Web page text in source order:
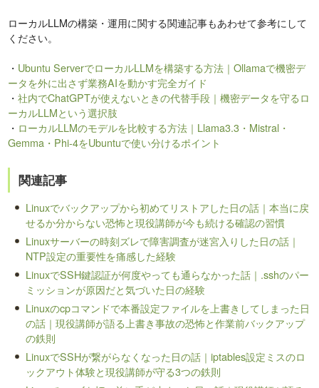
ローカルLLMの構築・運用に関する関連記事もあわせて参考にして
ください。
・ Ubuntu ServerでローカルLLMを構築する方法｜Ollamaで機密デ
ータを外に出さず業務AIを動かす完全ガイド
・社内でChatGPTが使えないときの代替手段｜機密データを守るロ
ーカルLLMという選択肢
・ ローカルLLMのモデルを比較する方法｜Llama3.3・Mistral・
Gemma・Phi-4をUbuntuで使い分けるポイント
関連記事
Linuxでバックアップから初めてリストアした日の話｜本当に戻
せるか分からない恐怖と現役講師が今も続ける確認の習慣
Linuxサーバーの時刻ズレで障害調査が迷宮入りした日の話｜
NTP設定の重要性を痛感した経験
LinuxでSSH鍵認証が何度やっても通らなかった話｜.sshのパー
ミッションが原因だと気づいた日の経験
Linuxのcpコマンドで本番設定ファイルを上書きしてしまった日
の話｜現役講師が語る上書き事故の恐怖と作業前バックアップ
の鉄則
LinuxでSSHが繋がらなくなった日の話｜iptables設定ミスのロ
ックアウト体験と現役講師が守る3つの鉄則